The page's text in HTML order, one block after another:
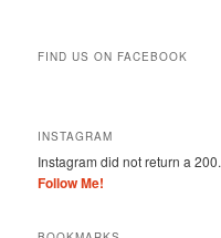
FIND US ON FACEBOOK
INSTAGRAM
Instagram did not return a 200.
Follow Me!